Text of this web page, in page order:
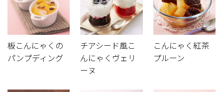
板こんにゃくの
パンプディング
チアシード風こ
んにゃくヴェリ
ーヌ
こんにゃく紅茶
プルーン